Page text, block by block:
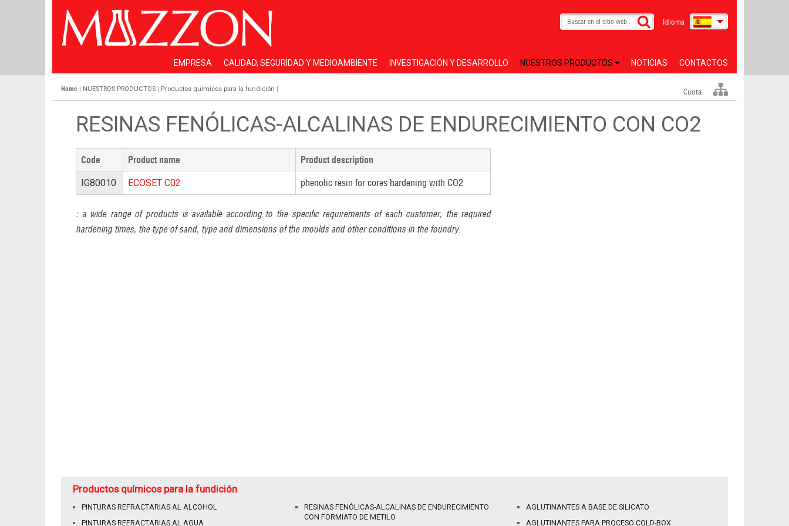
Idioma
EMPRESA CALIDAD, SEGURIDAD Y MEDIOAMBIENTE INVESTIGACIÓN Y DESARROLLO NUESTROS PRODUCTOS NOTICIAS CONTACTOS
Home NUESTROS PRODUCTOS Productos químicos para la fundición Cuota
RESINAS FENÓLICAS-ALCALINAS DE ENDURECIMIENTO CON CO2
Code Product name Product description
IG80010 ECOSET C02 phenolic resin for cores hardening with CO2
:a wide range of products is available according to the specific requirements of each customer, the required
hardening times, the type of sand, type and dimensions of the moulds and other conditions in the foundry.
Productos químicos para la fundición
PINTURAS REFRACTARIAS AL ALCOHOL
PINTURAS REFRACTARIAS AL AGUA
RESINAS FENÓLICAS-ALCALINAS DE ENDURECIMIENTO
CON FORMIATO DE METILO
AGLUTINANTES A BASE DE SILICATO
AGLUTINANTES PARA PROCESO COLD-BOX